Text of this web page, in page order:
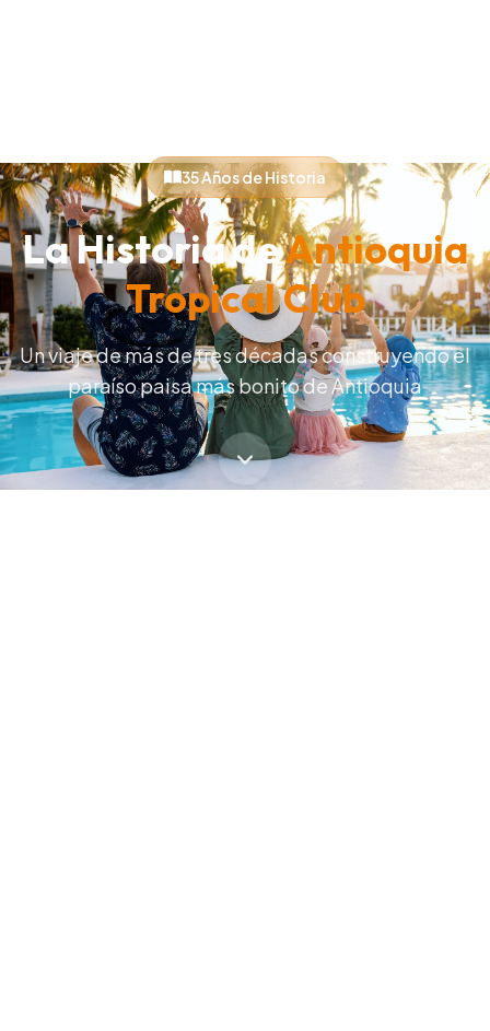
35 Años de Historia
La Historia deAntioquia
Tropical Club
Un viaje de más de tres décadas construyendo el
paraíso paisa más bonito de Antioquia